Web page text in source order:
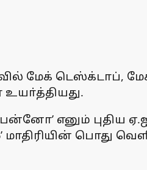
மேக் டெஸ்க்டாப்,
எனும் புதிய
மாதிரியின் பொது